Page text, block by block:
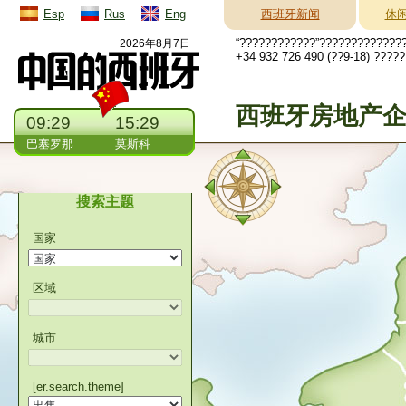
Esp Rus Eng 西班牙新闻 休
2026年8月7日
09:29
巴塞罗那
15:29
莫斯科
+34 932 726 490 (??9-18)
西班牙房地产
搜索主题
国家
区域
城市
[er.search.theme]